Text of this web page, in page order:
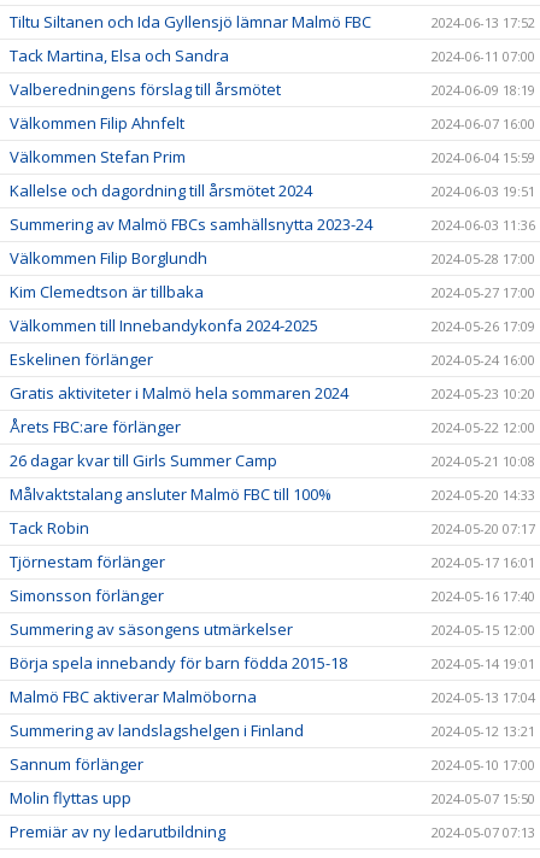
Tiltu Siltanen och Ida Gyllensjö lämnar Malmö FBC 2024-06-13 17:52
Tack Martina, Elsa och Sandra 2024-06-11 07:00
Valberedningens förslag till årsmötet 2024-06-09 18:19
Välkommen Filip Ahnfelt 2024-06-07 16:00
Välkommen Stefan Prim 2024-06-04 15:59
Kallelse och dagordning till årsmötet 2024 2024-06-03 19:51
Summering av Malmö FBCs samhällsnytta 2023-24 2024-06-03 11:36
Välkommen Filip Borglundh 2024-05-28 17:00
Kim Clemedtson är tillbaka 2024-05-27 17:00
Välkommen till Innebandykonfa 2024-2025 2024-05-26 17:09
Eskelinen förlänger 2024-05-24 16:00
Gratis aktiviteter i Malmö hela sommaren 2024 2024-05-23 10:20
Årets FBC:are förlänger 2024-05-22 12:00
26 dagar kvar till Girls Summer Camp 2024-05-21 10:08
Målvaktstalang ansluter Malmö FBC till 100% 2024-05-20 14:33
Tack Robin 2024-05-20 07:17
Tjörnestam förlänger 2024-05-17 16:01
Simonsson förlänger 2024-05-16 17:40
Summering av säsongens utmärkelser 2024-05-15 12:00
Börja spela innebandy för barn födda 2015-18 2024-05-14 19:01
Malmö FBC aktiverar Malmöborna 2024-05-13 17:04
Summering av landslagshelgen i Finland 2024-05-12 13:21
Sannum förlänger 2024-05-10 17:00
Molin flyttas upp 2024-05-07 15:50
Premiär av ny ledarutbildning 2024-05-07 07:13